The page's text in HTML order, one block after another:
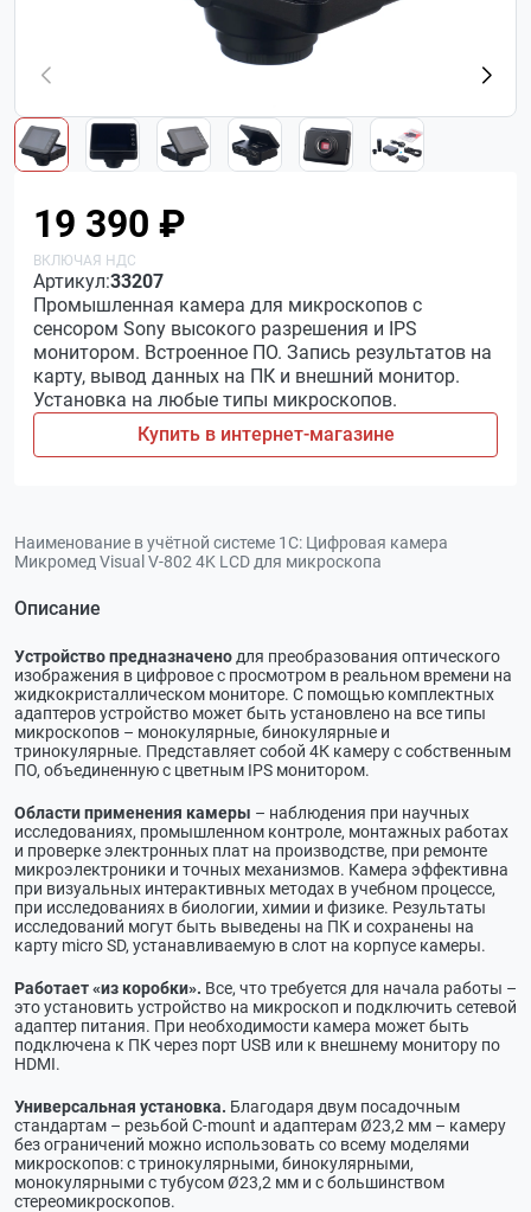
19 390 ₽
Артикул:33207
Промышленная камера для микроскопов с
сенсором Sony высокого разрешения и IPS
монитором. Встроенное ПО. Запись результатов на
карту, вывод данных на ПК и внешний монитор.
Установка на любые типы микроскопов.
Купить в интернет-магазине
Наименование в учётной системе 1С: Цифровая камера
Микромед Visual V-802 4K LCD для микроскопа
Описание
Устройство предназначено для преобразования оптического
изображения в цифровое с просмотром в реальном времени на
жидкокристаллическом мониторе. С помощью комплектных
адаптеров устройство может быть установлено на все типы
микроскопов – монокулярные, бинокулярные и
тринокулярные. Представляет собой 4К камеру с собственным
ПО, объединенную с цветным IPS монитором.
Области применения камеры – наблюдения при научных
исследованиях, промышленном контроле, монтажных работах
и проверке электронных плат на производстве, при ремонте
микроэлектроники и точных механизмов. Камера эффективна
при визуальных интерактивных методах в учебном процессе,
при исследованиях в биологии, химии и физике. Результаты
исследований могут быть выведены на ПК и сохранены на
карту micro SD, устанавливаемую в слот на корпусе камеры.
Работает «из коробки». Все, что требуется для начала работы –
это установить устройство на микроскоп и подключить сетевой
адаптер питания. При необходимости камера может быть
подключена к ПК через порт USB или к внешнему монитору по
HDMI.
Универсальная установка. Благодаря двум посадочным
стандартам – резьбой C-mount и адаптерам Ø23,2 мм – камеру
без ограничений можно использовать со всему моделями
микроскопов: с тринокулярными, бинокулярными,
монокулярными с тубусом Ø23,2 мм и с большинством
стереомикроскопов.